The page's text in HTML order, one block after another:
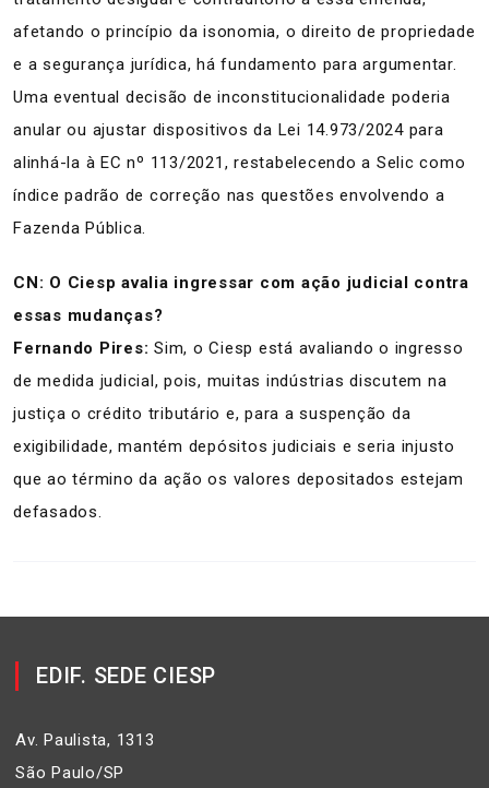
afetando o princípio da isonomia, o direito de propriedade
e a segurança jurídica, há fundamento para argumentar.
Uma eventual decisão de inconstitucionalidade poderia
anular ou ajustar dispositivos da Lei 14.973/2024 para
alinhá-la à EC nº 113/2021, restabelecendo a Selic como
índice padrão de correção nas questões envolvendo a
Fazenda Pública.
CN: O Ciesp avalia ingressar com ação judicial contra
essas mudanças?
Fernando Pires: Sim, o Ciesp está avaliando o ingresso
de medida judicial, pois, muitas indústrias discutem na
justiça o crédito tributário e, para a suspenção da
exigibilidade, mantém depósitos judiciais e seria injusto
que ao término da ação os valores depositados estejam
defasados.
EDIF. SEDE CIESP
Av. Paulista, 1313
São Paulo/SP